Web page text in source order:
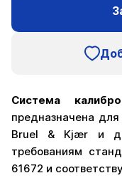
Система
предназначена
Bruel & Kjær и
требованиям
61672 и